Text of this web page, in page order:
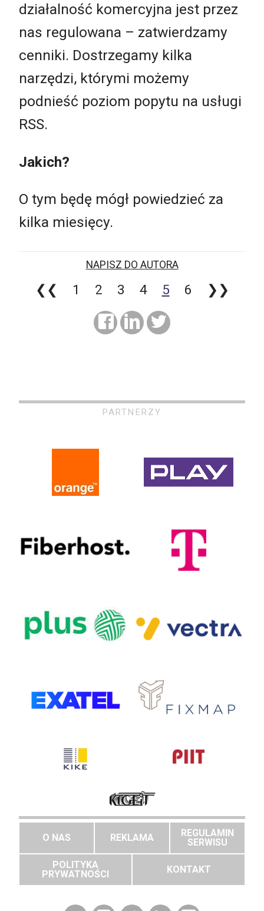
działalność komercyjna jest przez
nas regulowana – zatwierdzamy
cenniki. Dostrzegamy kilka
narzędzi, którymi możemy
podnieść poziom popytu na usługi
RSS.
Jakich?
O tym będę mógł powiedzieć za
kilka miesięcy.
NAPISZ DO AUTORA
❮❮ 1 2 3 4 5 6 ❯❯
PARTNERZY
O NAS REKLAMA
REGULAMIN
SERWISU
POLITYKA
PRYWATNOŚCI
KONTAKT